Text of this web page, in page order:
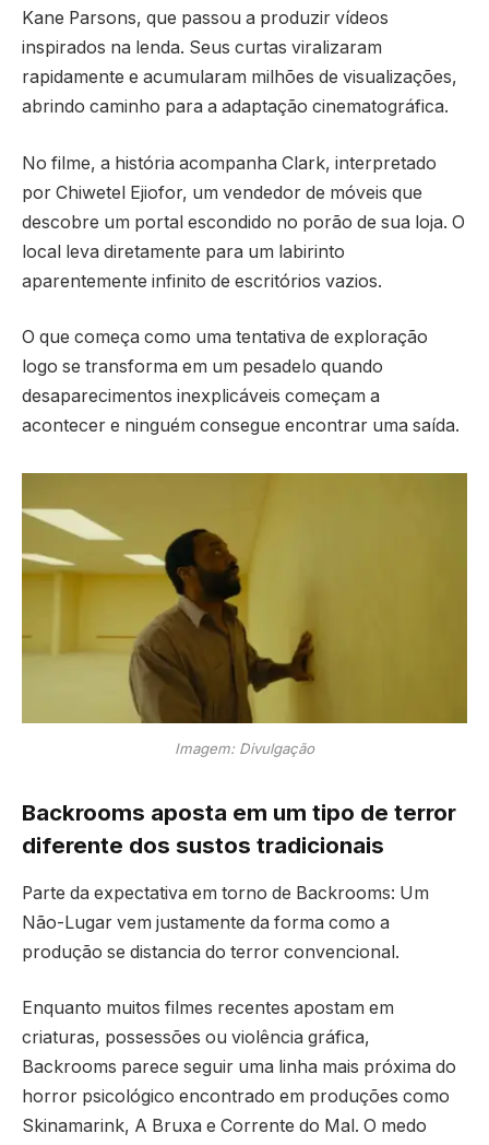
Kane Parsons, que passou a produzir vídeos
inspirados na lenda. Seus curtas viralizaram
rapidamente e acumularam milhões de visualizações,
abrindo caminho para a adaptação cinematográfica.
No filme, a história acompanha Clark, interpretado
por Chiwetel Ejiofor, um vendedor de móveis que
descobre um portal escondido no porão de sua loja. O
local leva diretamente para um labirinto
aparentemente infinito de escritórios vazios.
O que começa como uma tentativa de exploração
logo se transforma em um pesadelo quando
desaparecimentos inexplicáveis começam a
acontecer e ninguém consegue encontrar uma saída.
Imagem: Divulgação
Backrooms aposta em um tipo de terror
diferente dos sustos tradicionais
Parte da expectativa em torno de Backrooms: Um
Não-Lugar vem justamente da forma como a
produção se distancia do terror convencional.
Enquanto muitos filmes recentes apostam em
criaturas, possessões ou violência gráfica,
Backrooms parece seguir uma linha mais próxima do
horror psicológico encontrado em produções como
Skinamarink, A Bruxa e Corrente do Mal . O medo